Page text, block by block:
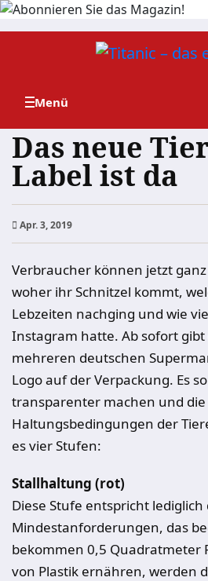
Zum
Das neue
Label ist da
Apr. 3, 2019
Verbraucher können jetzt
woher ihr Schnitzel kommt,
Lebzeiten nachging und wie
Instagram hatte. Ab sofort gibt
mehreren deutschen
Logo auf der Verpackung. Es
transparenter machen und die
Haltungsbedingungen der
es vier Stufen:
Stallhaltung (rot)
Diese Stufe entspricht
Mindestanforderungen, das
bekommen 0,5 Quadratmeter
von Plastik ernähren, werden